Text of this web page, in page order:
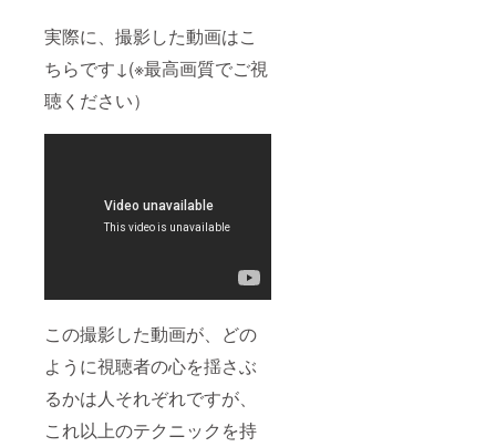
実際に、撮影した動画はこ
ちらです↓(※最高画質でご視
聴ください）
この撮影した動画が、どの
ように視聴者の心を揺さぶ
るかは人それぞれですが、
これ以上のテクニックを持